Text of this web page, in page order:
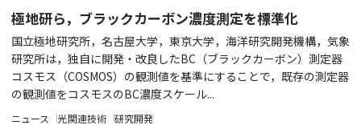
極地研ら，ブラックカーボン濃度測定を標準化
国立極地研究所，名古屋大学，東京大学，海洋研究開発機構，気象
研究所は，独自に開発・改良したBC（ブラックカーボン）測定器
コスモス（COSMOS）の観測値を基準にすることで，既存の測定器
の観測値をコスモスのBC濃度スケール...
ニュース 光関連技術 研究開発